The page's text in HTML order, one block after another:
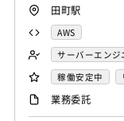
田町駅
AWS
サーバーエンジ
稼働安定中
業務委託